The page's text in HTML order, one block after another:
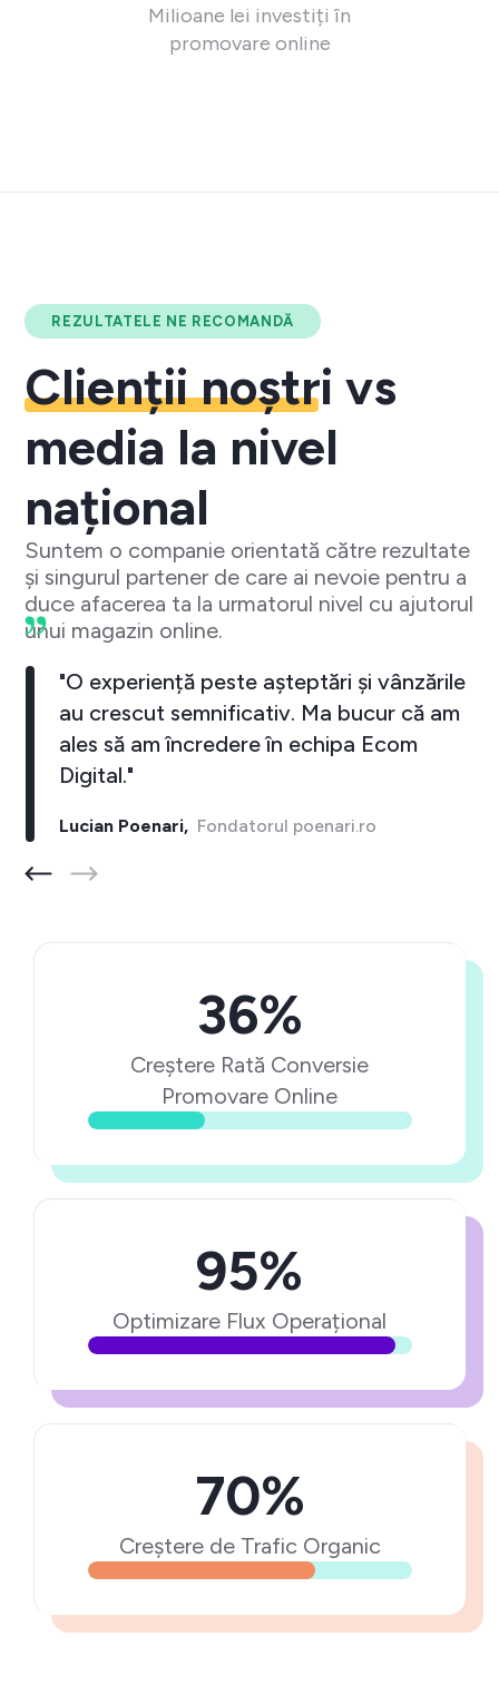
Milioane lei investiți în
promovare online
REZULTATELE NE RECOMANDĂ
Clienții noștri vs
media la nivel
național
Suntem o companie orientată către rezultate
și singurul partener de care ai nevoie pentru a
duce afacerea ta la urmatorul nivel cu ajutorul
unui magazin online.
"O experiență peste așteptări și vânzările
au crescut semnificativ. Ma bucur că am
ales să am încredere în echipa Ecom
Digital."
Lucian Poenari,Fondatorul poenari.ro
36%
Creștere Rată Conversie
Promovare Online
95%
Optimizare Flux Operațional
70%
Creștere de Trafic Organic